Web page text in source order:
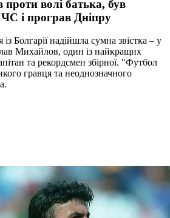
волі батька, був
ЧС і програв Дніпру
Болгарії надійшла сумна звістка – у
Михайлов, один із найкращих
та рекордсмен збірної. "Футбол
гравця та неоднозначного